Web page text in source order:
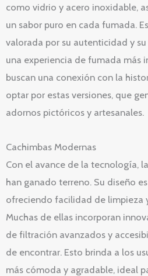
como vidrio y acero inoxidable,
un sabor puro en cada fumada.
valorada por su autenticidad y
una experiencia de fumada más
buscan una conexión con la
optar por estas versiones, que
adornos pictóricos y artesanales.
Cachimbas Modernas
Con el avance de la tecnología,
han ganado terreno. Su diseño
ofreciendo facilidad de limpieza
Muchas de ellas incorporan
de filtración avanzados y
de encontrar. Esto brinda a los
más cómoda y agradable, ideal